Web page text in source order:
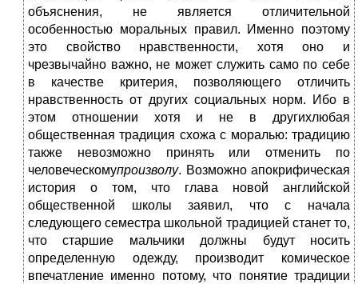
объяснения, не является отличительной
особенностью моральных правил. Именно поэтому
это свойство нравственности, хотя оно и
чрезвычайно важно, не может служить само по себе
в качестве критерия, позволяющего отличить
нравственность от других социальных норм. Ибо в
этом отношении хотя и не в другихлюбая
общественная традиция схожа с моралью: традицию
также невозможно принять или отменить по
человеческомупроизволу. Возможно апокрифическая
история о том, что глава новой английской
общественной школы заявил, что с начала
следующего семестра школьной традицией станет то,
что старшие мальчики должны будут носить
определенную одежду, производит комическое
впечатление именно потому, что понятие традиции